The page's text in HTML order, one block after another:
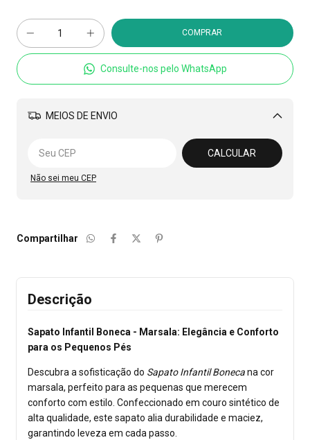
Consulte-nos pelo WhatsApp
MEIOS DE ENVIO
Alterar CEP
CALCULAR
Não sei meu CEP
Compartilhar
Descrição
Sapato Infantil Boneca - Marsala: Elegância e Conforto
para os Pequenos Pés
Descubra a sofisticação do Sapato Infantil Bonecana cor
marsala, perfeito para as pequenas que merecem
conforto com estilo. Confeccionado em couro sintético de
alta qualidade, este sapato alia durabilidade e maciez,
garantindo leveza em cada passo.